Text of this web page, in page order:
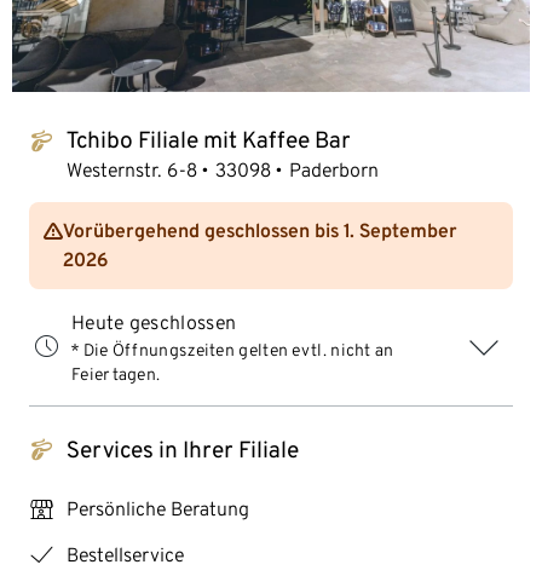
tchibo_logo Tchibo Filiale mit Kaffee Bar
Westernstr. 6-8 33098 Paderborn
Vorübergehend geschlossen bis 1. September
2026
Heute geschlossen
* Die Öffnungszeiten gelten evtl. nicht an
Feiertagen.
tchibo_logo Services in Ihrer Filiale
personal_services Persönliche Beratung
checkmark Bestellservice